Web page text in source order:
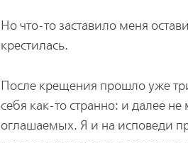
Но что-то заставило меня
крестилась.
После крещения прошло уже
себя как-то странно: и далее
оглашаемых. Я и на исповеди